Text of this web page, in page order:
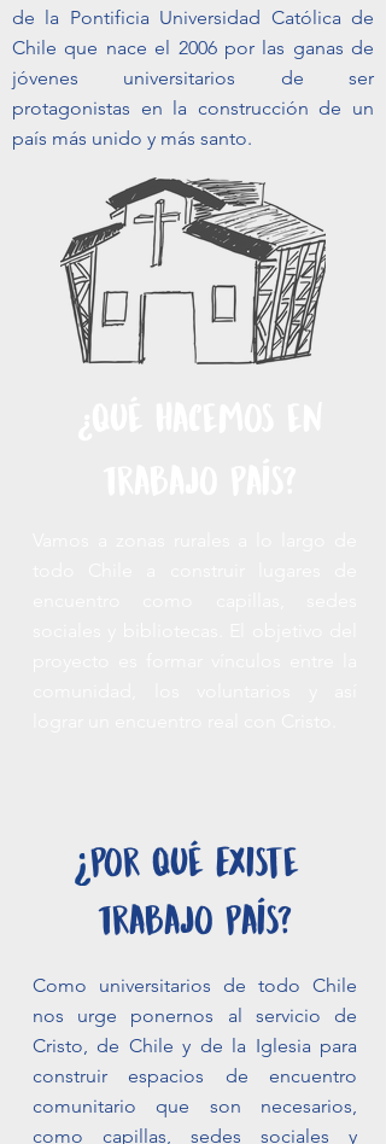
de la Pontificia Universidad Católica de
Chile que nace el 2006 por las ganas de
jóvenes universitarios de ser
protagonistas en la construcción de un
país más unido y más santo.
Por qué Existe
Trabajo País?
Como universitarios de todo Chile
nos urge ponernos al servicio de
Cristo, de Chile y de la Iglesia para
construir espacios de encuentro
comunitario que son necesarios,
como capillas, sedes sociales y